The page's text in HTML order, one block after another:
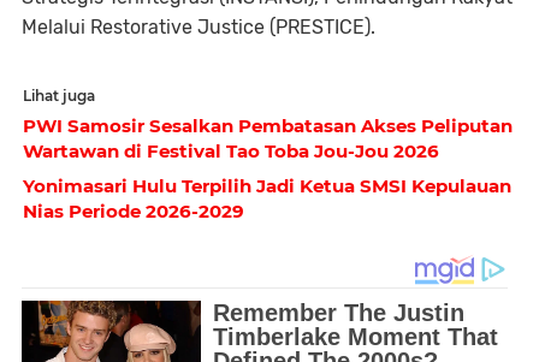
Melalui Restorative Justice (PRESTICE).
Lihat juga
PWI Samosir Sesalkan Pembatasan Akses Peliputan
Wartawan di Festival Tao Toba Jou-Jou 2026
Yonimasari Hulu Terpilih Jadi Ketua SMSI Kepulauan
Nias Periode 2026-2029